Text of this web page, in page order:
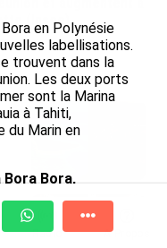
(Insee)
2026
Radio A Propos
en Polynésie
labellisations.
trouvent dans la
Les deux ports
sont la Marina
à Tahiti,
du Marin en
Bora Bora,
Plage Hôtel
Plage Hôtel